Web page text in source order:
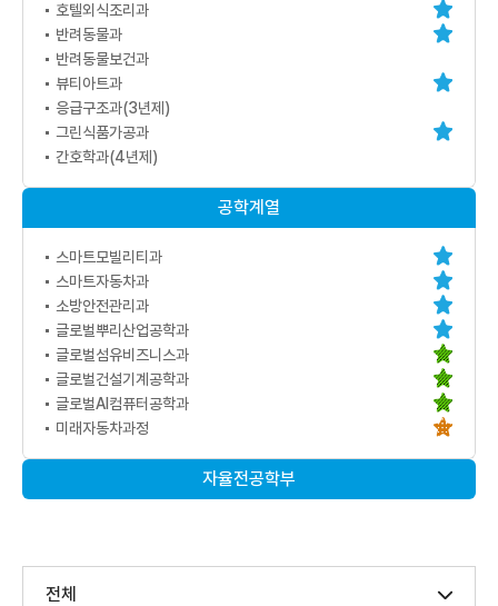
호텔외식조리과
반려동물과
반려동물보건과
뷰티아트과
응급구조과(3년제)
그린식품가공과
간호학과(4년제)
공학계열
스마트모빌리티과
스마트자동차과
소방안전관리과
글로벌뿌리산업공학과
글로벌섬유비즈니스과
글로벌건설기계공학과
글로벌AI컴퓨터공학과
미래자동차과정
자율전공학부
전체